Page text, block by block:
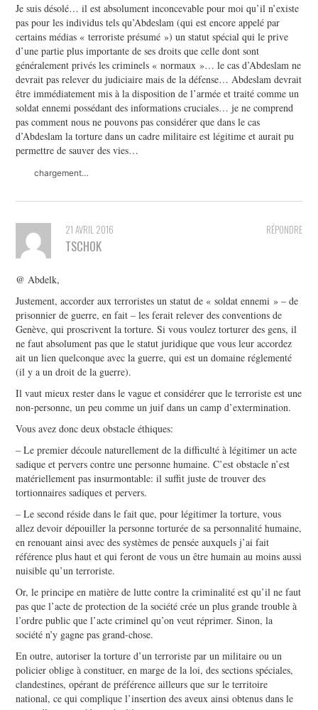
Je suis désolé… il est absolument inconcevable pour moi qu’il n’existe
pas pour les individus tels qu’Abdeslam (qui est encore appelé par
certains médias « terroriste présumé ») un statut spécial qui le prive
d’une partie plus importante de ses droits que celle dont sont
généralement privés les criminels « normaux »… le cas d’Abdeslam ne
devrait pas relever du judiciaire mais de la défense… Abdeslam devrait
être immédiatement mis à la disposition de l’armée et traité comme un
soldat ennemi possédant des informations cruciales… je ne comprend
pas comment nous ne pouvons pas considérer que dans le cas
d’Abdeslam la torture dans un cadre militaire est légitime et aurait pu
permettre de sauver des vies…
chargement…
RÉPONDRE
21 AVRIL 2016
TSCHOK
@ Abdelk,
Justement, accorder aux terroristes un statut de « soldat ennemi » – de
prisonnier de guerre, en fait – les ferait relever des conventions de
Genève, qui proscrivent la torture. Si vous voulez torturer des gens, il
ne faut absolument pas que le statut juridique que vous leur accordez
ait un lien quelconque avec la guerre, qui est un domaine réglementé
(il y a un droit de la guerre).
Il vaut mieux rester dans le vague et considérer que le terroriste est une
non-personne, un peu comme un juif dans un camp d’extermination.
Vous avez donc deux obstacle éthiques:
– Le premier découle naturellement de la difficulté à légitimer un acte
sadique et pervers contre une personne humaine. C’est obstacle n’est
matériellement pas insurmontable: il suffit juste de trouver des
tortionnaires sadiques et pervers.
– Le second réside dans le fait que, pour légitimer la torture, vous
allez devoir dépouiller la personne torturée de sa personnalité humaine,
en renouant ainsi avec des systèmes de pensée auxquels j’ai fait
référence plus haut et qui feront de vous un être humain au moins aussi
nuisible qu’un terroriste.
Or, le principe en matière de lutte contre la criminalité est qu’il ne faut
pas que l’acte de protection de la société crée un plus grande trouble à
l’ordre public que l’acte criminel qu’on veut réprimer. Sinon, la
société n’y gagne pas grand-chose.
En outre, autoriser la torture d’un terroriste par un militaire ou un
policier oblige à constituer, en marge de la loi, des sections spéciales,
clandestines, opérant de préférence ailleurs que sur le territoire
national, ce qui complique l’insertion des aveux ainsi obtenus dans le